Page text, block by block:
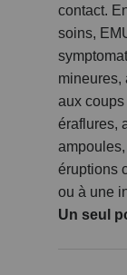
contact.
soins,
mineures,
aux
éraflures,
éruptions
ou à une
Un seul